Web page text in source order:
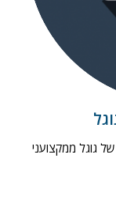
גוגל ממקצועני